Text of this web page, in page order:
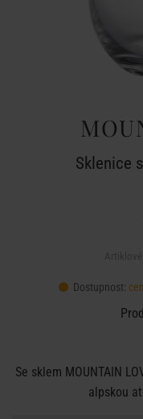
Sklenice
Dostupnost:
Se sklem MOUNTAIN
alpskou